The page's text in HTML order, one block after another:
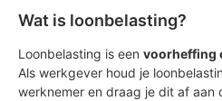
Wat is loonbelasting?
Loonbelasting is een voorheffing
Als werkgever houd je
werknemer en draag je dit af aan